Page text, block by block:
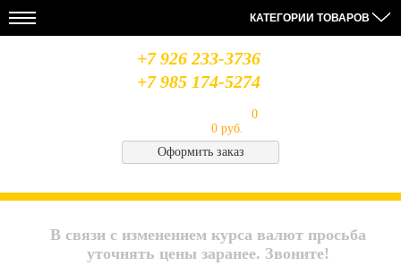
КАТЕГОРИИ ТОВАРОВ
+7 926 233-3736
+7 985 174-5274
0
0 руб.
Оформить заказ
НОВОСТИ
28.08.19
14.08.19
06.08.19
СОЦСЕТЯХВ связи с изменением курса валют просьба
уточнять цены заранее. Звоните!